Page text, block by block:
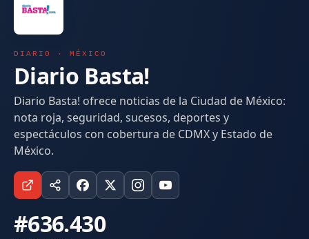
DIARIO · MÉXICO
Diario Basta!
Diario Basta! ofrece noticias de la Ciudad de México:
nota roja, seguridad, sucesos, deportes y
espectáculos con cobertura de CDMX y Estado de
México.
#636.430